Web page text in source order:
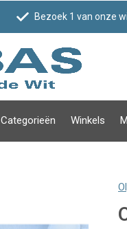
Categorieën Winkels
Bezoek 1 van onze